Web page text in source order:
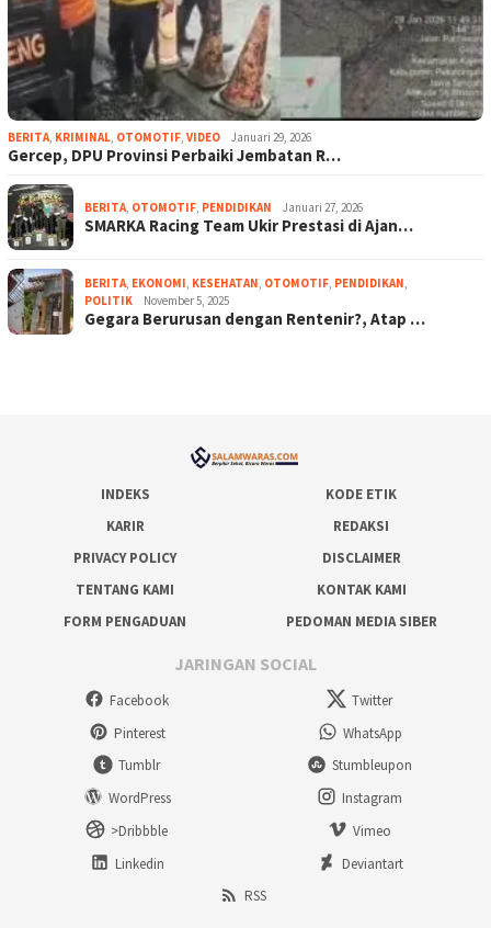
BERITA KRIMINAL OTOMOTIF VIDEO Januari 29, 2026
Gercep, DPU Provinsi Perbaiki Jembatan R…
BERITA OTOMOTIF PENDIDIKAN Januari 27, 2026
SMARKA Racing Team Ukir Prestasi di Ajan…
BERITA EKONOMI KESEHATAN OTOMOTIF PENDIDIKAN
POLITIK
November 5, 2025
Gegara Berurusan dengan Rentenir?, Atap …
INDEKS
KODE ETIK
KARIR
REDAKSI
PRIVACY POLICY
DISCLAIMER
TENTANG KAMI
KONTAK KAMI
FORM PENGADUAN
PEDOMAN MEDIA SIBER
JARINGAN SOCIAL
Facebook
Twitter
Pinterest
WhatsApp
Tumblr
Stumbleupon
WordPress
Instagram
>Dribbble
Vimeo
Linkedin
Deviantart
RSS